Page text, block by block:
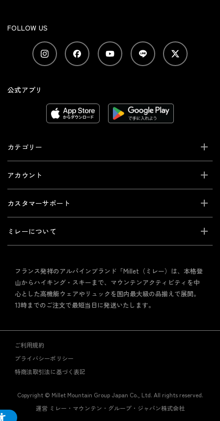
FOLLOW US
公式アプリ
カテゴリー
アカウント
カスタマーサポート
ミレーについて
フランス発祥のアルパインブランド「Millet（ミレー）は、本格登
山からハイキング・スキーまで、マウンテンアクティビティを中
心とした高機能ウェアやリュックを国内最大級の品揃えで展開。
13時までのご注文で最短当日に発送いたします。
ご利用規約
プライバシーポリシー
特商法取引法に基づく表記
Copyright © Millet Mountain Group Japan Co., Ltd. All rights reserved.
運営 ミレー・マウンテン・グループ・ジャパン株式会社